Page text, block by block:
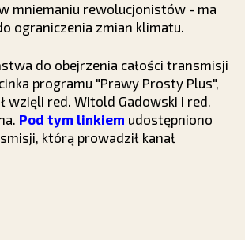
mniemaniu rewolucjonistów - ma
ograniczenia zmian klimatu.
do obejrzenia całości transmisji
programu "Prawy Prosty Plus",
wzięli red. Witold Gadowski i red.
Pod tym linkiem udostępniono
którą prowadził kanał